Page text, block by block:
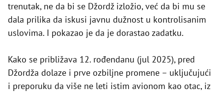
trenutak, ne da bi se Džordž izložio, već da bi mu se
dala prilika da iskusi javnu dužnost u kontrolisanim
uslovima. I pokazao je da je dorastao zadatku.
Kako se približava 12. rođendanu (jul 2025), pred
Džordža dolaze i prve ozbiljne promene – uključujući
i preporuku da više ne leti istim avionom kao otac, iz